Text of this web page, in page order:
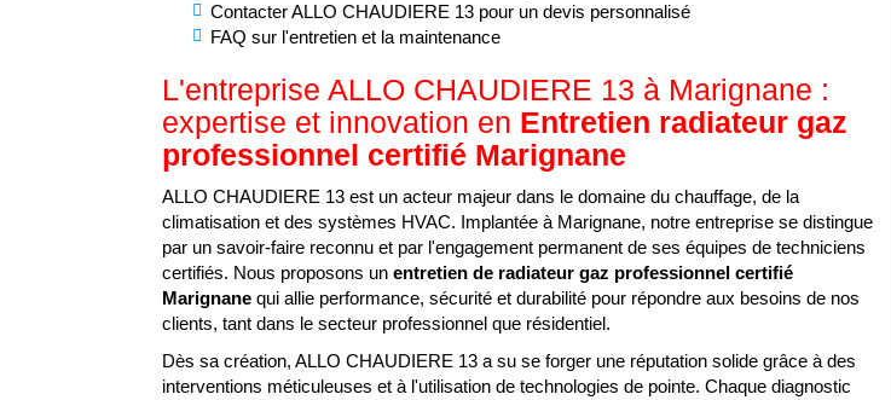
Contacter ALLO CHAUDIERE 13 pour un devis personnalisé
FAQ sur l'entretien et la maintenance
L'entreprise ALLO CHAUDIERE 13 à Marignane :
expertise et innovation en Entretien radiateur gaz
professionnel certifié Marignane
ALLO CHAUDIERE 13 est un acteur majeur dans le domaine du chauffage, de la
climatisation et des systèmes HVAC. Implantée à Marignane, notre entreprise se distingue
par un savoir-faire reconnu et par l'engagement permanent de ses équipes de techniciens
certifiés. Nous proposons unentretien de radiateur gaz professionnel certifié
Marignane qui allie performance, sécurité et durabilité pour répondre aux besoins de nos
clients, tant dans le secteur professionnel que résidentiel.
Dès sa création, ALLO CHAUDIERE 13 a su se forger une réputation solide grâce à des
interventions méticuleuses et à l'utilisation de technologies de pointe. Chaque diagnostic